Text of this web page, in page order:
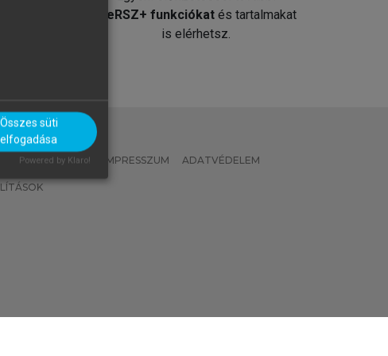
MeRSZ+ funkciókat és tartalmakat
is elérhetsz.
IRÁNYELVEK IMPRESSZUM ADATVÉDELEM
Összes süti
elfogadása
Powered by Klaro!